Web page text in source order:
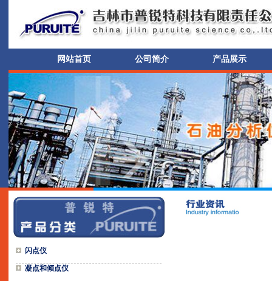
网站首页 公司简介 产品展示
闪点仪
凝点和倾点仪